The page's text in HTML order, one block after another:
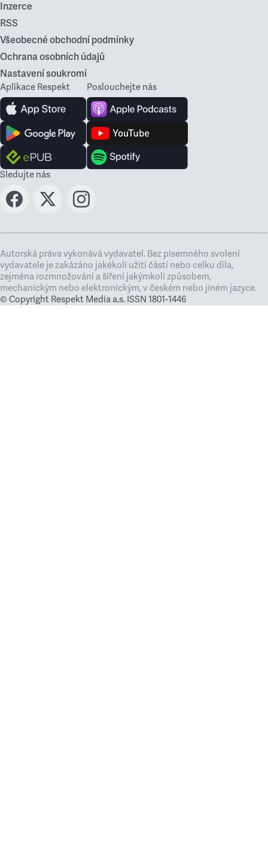
Inzerce
RSS
Všeobecné obchodní podmínky
Ochrana osobních údajů
Nastavení soukromí
Aplikace Respekt Poslouchejte nás
Sledujte nás
Autorská práva vykonává vydavatel. Bez písemného svolení
vydavatele je zakázáno jakékoli užití částí nebo celku díla,
zejména rozmnožování a šíření jakýmkoli způsobem,
mechanickým nebo elektronickým, v českém nebo jiném jazyce.
© Copyright Respekt Media a.s. ISSN 1801-1446